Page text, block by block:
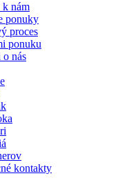
k nám
ponuky
proces
ponuku
o nás
kontakty